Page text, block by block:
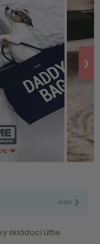
❯
viac ❯
skládací Little